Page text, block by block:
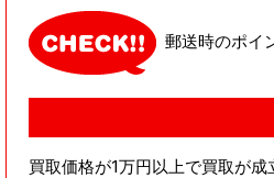
郵送時のポイ
買取価格が1万円以上で買取が成